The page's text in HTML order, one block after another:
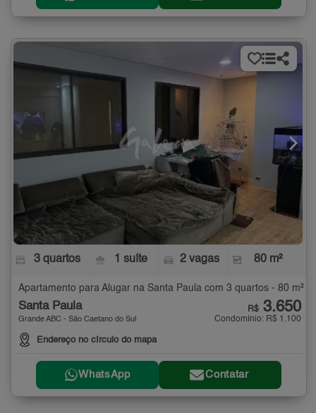
3 quartos 1 suíte 2 vagas 80 m²
Apartamento para Alugar na Santa Paula com 3 quartos - 80 m²
Santa Paula
Grande ABC - São Caetano do Sul
Endereço no círculo do mapa
R$ 3.650
Condomínio: R$ 1.100
WhatsApp Contatar